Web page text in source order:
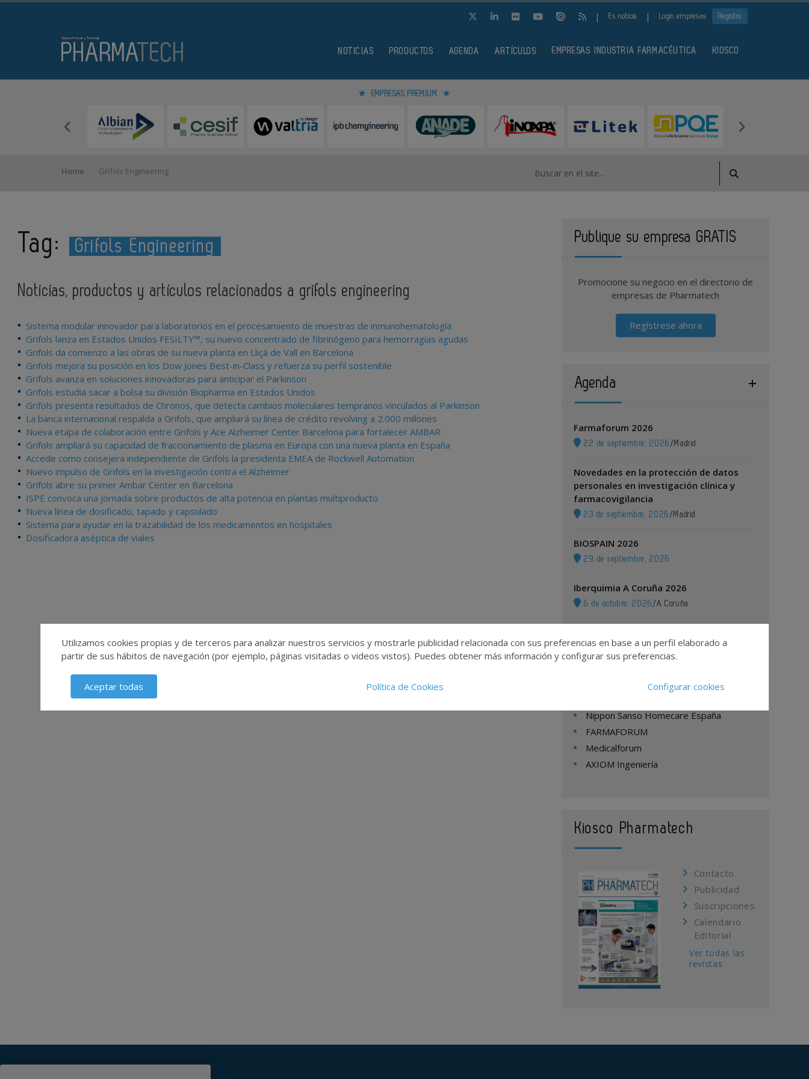
| Es noticia | Login empresas Registro
NOTICIAS PRODUCTOS AGENDA ARTÍCULOS EMPRESAS INDUSTRIA FARMACÉUTICA KIOSCO
EMPRESAS PREMIUM
Home Grifols Engineering
Tag: Grifols Engineering
Noticias, productos y artículos relacionados a grifols engineering
Sistema modular innovador para laboratorios en el procesamiento de muestras de inmunohematología
Grifols lanza en Estados Unidos FESILTY™, su nuevo concentrado de fibrinógeno para hemorragias agudas
Grifols da comienzo a las obras de su nueva planta en Lliçà de Vall en Barcelona
Grifols mejora su posición en los Dow Jones Best-in-Class y refuerza su perfil sostenible
Grifols avanza en soluciones innovadoras para anticipar el Parkinson
Grifols estudia sacar a bolsa su división Biopharma en Estados Unidos
Grifols presenta resultados de Chronos, que detecta cambios moleculares tempranos vinculados al Parkinson
La banca internacional respalda a Grifols, que ampliará su línea de crédito revolving a 2.000 millones
Nueva etapa de colaboración entre Grifols y Ace Alzheimer Center Barcelona para fortalecer AMBAR
Grifols ampliará su capacidad de fraccionamiento de plasma en Europa con una nueva planta en España
Accede como consejera independiente de Grifols la presidenta EMEA de Rockwell Automation
Nuevo impulso de Grifols en la investigación contra el Alzheimer
Grifols abre su primer Ambar Center en Barcelona
ISPE convoca una jornada sobre productos de alta potencia en plantas multiproducto
Nueva línea de dosificado, tapado y capsulado
Sistema para ayudar en la trazabilidad de los medicamentos en hospitales
Dosificadora aséptica de viales
Publique su empresa GRATIS
Promocione su negocio en el directorio de
empresas de Pharmatech
Regístrese ahora
Agenda
Farmaforum 2026
22 de septiembre, 2026 / Madrid
Novedades en la protección de datos
personales en investigación clínica y
farmacovigilancia
23 de septiembre, 2026 / Madrid
BIOSPAIN 2026
29 de septiembre, 2026
Iberquimia A Coruña 2026
6 de octubre, 2026 /A Coruña
Nippon Sanso Homecare España
FARMAFORUM
Medicalforum
AXIOM Ingeniería
Kiosco Pharmatech
Contacto
Publicidad
Suscripciones
Calendario
Editorial
Ver todas las
revistas
Utilizamos cookies propias y de terceros para analizar nuestros servicios y mostrarle publicidad relacionada con sus preferencias en base a un perfil elaborado a
partir de sus hábitos de navegación (por ejemplo, páginas visitadas o videos vistos). Puedes obtener más información y configurar sus preferencias.
Aceptar todas Política de Cookies Configurar cookies